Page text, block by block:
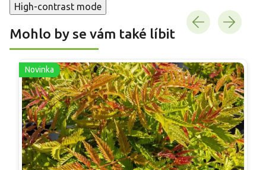
High-contrast mode
Mohlo by se vám také líbit
Novinka